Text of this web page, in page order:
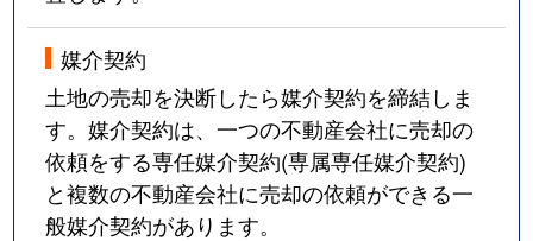
媒介契約
土地の売却を決断したら媒介契約を締結しま
す。媒介契約は、一つの不動産会社に売却の
依頼をする専任媒介契約(専属専任媒介契約)
と複数の不動産会社に売却の依頼ができる一
般媒介契約があります。